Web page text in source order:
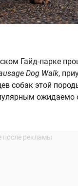
Гайд-парке
Dog Walk,
собак этой
ожидаемо